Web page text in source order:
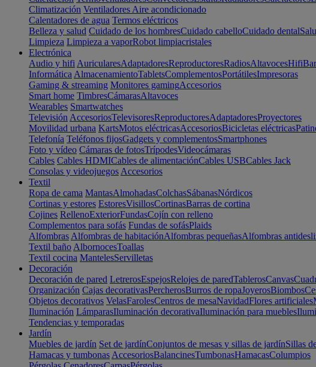
Climatización Ventiladores Aire acondicionado
Calentadores de agua Termos eléctricos
Belleza y salud Cuidado de los hombresCuidado cabelloCuidado dental
Limpieza Limpieza a vaporRobot limpiacristales
Electrónica
Audio y hifi AuricularesAdaptadoresReproductoresRadiosAltavocesHifi
Informática AlmacenamientoTabletsComplementosPortátilesImpresoras
Gaming & streaming Monitores gamingAccesorios
Smart home TimbresCámarasAltavoces
Wearables Smartwatches
Televisión AccesoriosTelevisoresReproductoresAdaptadoresProyectores
Movilidad urbana KartsMotos eléctricasAccesoriosBicicletas eléctricas
Telefonía Teléfonos fijosGadgets y complementosSmartphones
Foto y vídeo Cámaras de fotosTrípodesVideocámaras
Cables Cables HDMICables de alimentaciónCables USBCables Jack
Consolas y videojuegos Accesorios
Textil
Ropa de cama MantasAlmohadasColchasSábanasNórdicos
Cortinas y estores EstoresVisillosCortinasBarras de cortina
Cojines RellenoExteriorFundasCojín con relleno
Complementos para sofás Fundas de sofásPlaids
Alfombras Alfombras de habitaciónAlfombras pequeñasAlfombras
Textil baño AlbornocesToallas
Textil cocina MantelesServilletas
Decoración
Decoración de pared LetrerosEspejosRelojes de paredTablerosCanvas
Organización Cajas decorativasPercherosBurros de ropaJoyerosBiombos
Objetos decorativos VelasFarolesCentros de mesaNavidadFlores artificiales
Iluminación LámparasIluminación decorativaIluminación para muebles
Tendencias y temporadas
Jardín
Muebles de jardín Set de jardínConjuntos de mesas y sillas de jardínSillas
Hamacas y tumbonas AccesoriosBalancinesTumbonasHamacasColumpios